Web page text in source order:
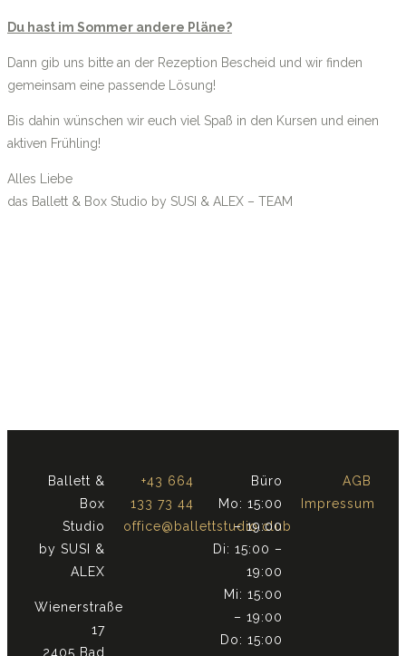
Du hast im Sommer andere Pläne?
Dann gib uns bitte an der Rezeption Bescheid und wir finden
gemeinsam eine passende Lösung!
Bis dahin wünschen wir euch viel Spaß in den Kursen und einen
aktiven Frühling!
Alles Liebe
das Ballett & Box Studio by SUSI & ALEX – TEAM
Ballett &
Box
Studio
by SUSI &
ALEX
Wienerstraße
17
2405 Bad
+43 664
133 73 44
office@ballettstudio.club
Büro
Mo: 15:00
– 19:00
Di: 15:00 –
19:00
Mi: 15:00
– 19:00
Do: 15:00
AGB
Impressum